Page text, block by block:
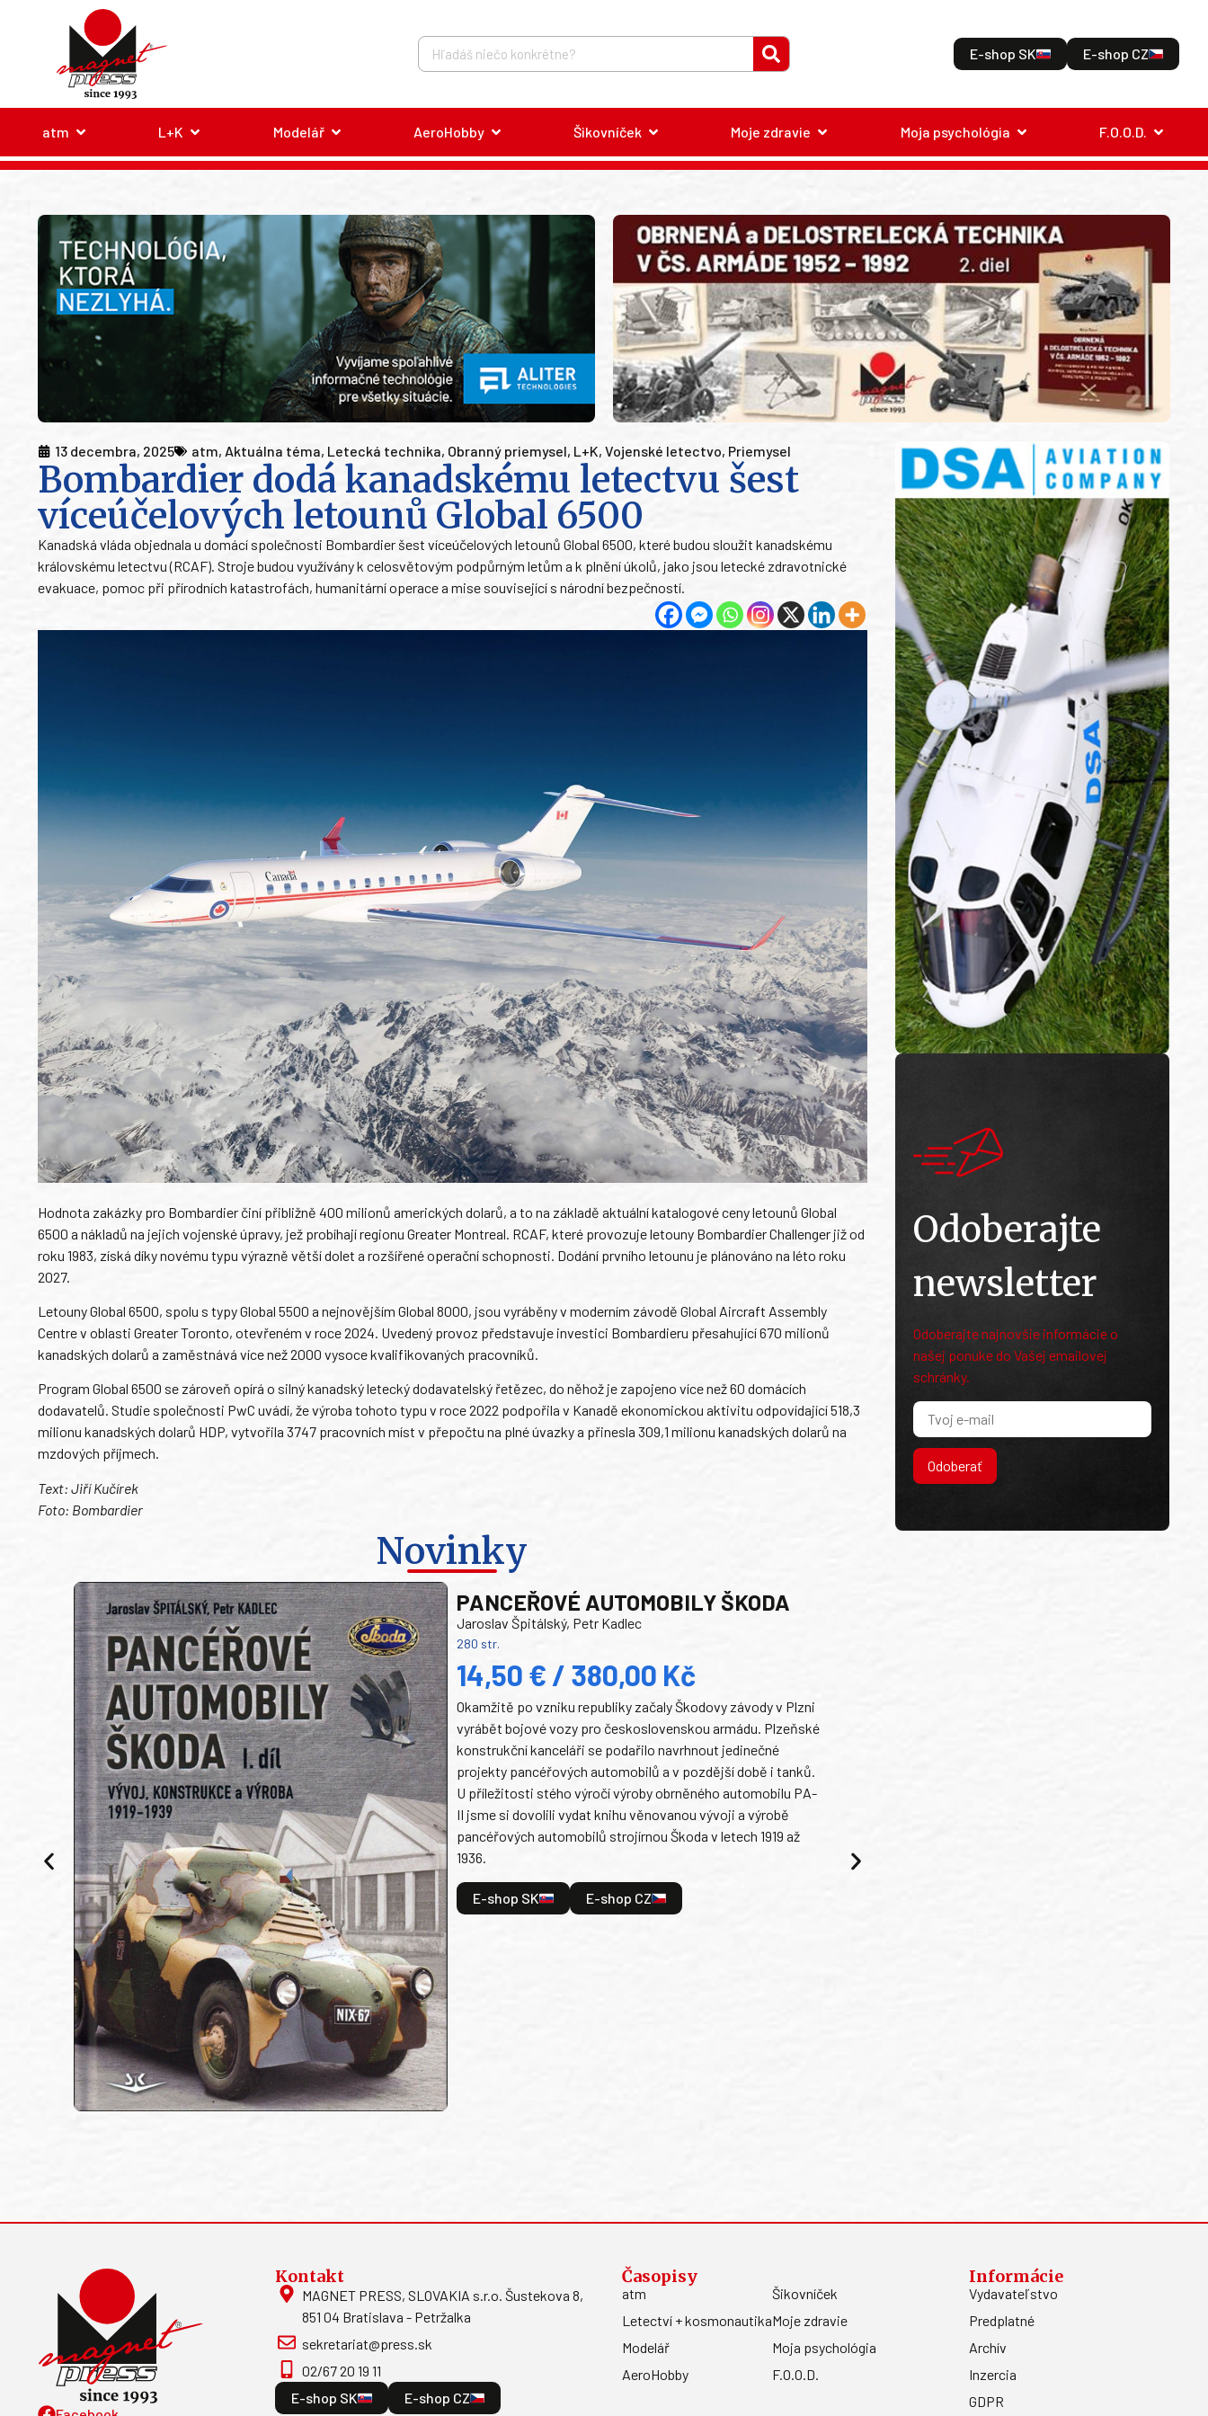
E-shop SK E-shop CZ
atm L+K Modelář AeroHobby Šikovníček Moje zdravie Moja psychológia F.O.O.D.
13 decembra, 2025 atm, Aktuálna téma, Letecká technika, Obranný priemysel, L+K, Vojenské letectvo, Priemysel
Bombardier dodá kanadskému letectvu šest
víceúčelových letounů Global 6500
Kanadská vláda objednala u domácí společnosti Bombardier šest víceúčelových letounů Global 6500, které budou sloužit kanadskému
královskému letectvu (RCAF). Stroje budou využívány k celosvětovým podpůrným letům a k plnění úkolů, jako jsou letecké zdravotnické
evakuace, pomoc při přírodních katastrofách, humanitární operace a mise související s národní bezpečností.
Hodnota zakázky pro Bombardier činí přibližně 400 milionů amerických dolarů, a to na základě aktuální katalogové ceny letounů Global
6500 a nákladů na jejich vojenské úpravy, jež probíhají regionu Greater Montreal. RCAF, které provozuje letouny Bombardier Challenger již od
roku 1983, získá díky novému typu výrazně větší dolet a rozšířené operační schopnosti. Dodání prvního letounu je plánováno na léto roku
2027.
Letouny Global 6500, spolu s typy Global 5500 a nejnovějším Global 8000, jsou vyráběny v moderním závodě Global Aircraft Assembly
Centre v oblasti Greater Toronto, otevřeném v roce 2024. Uvedený provoz představuje investici Bombardieru přesahující 670 milionů
kanadských dolarů a zaměstnává více než 2000 vysoce kvalifikovaných pracovníků.
Program Global 6500 se zároveň opírá o silný kanadský letecký dodavatelský řetězec, do něhož je zapojeno více než 60 domácích
dodavatelů. Studie společnosti PwC uvádí, že výroba tohoto typu v roce 2022 podpořila v Kanadě ekonomickou aktivitu odpovídající 518,3
milionu kanadských dolarů HDP, vytvořila 3747 pracovních míst v přepočtu na plné úvazky a přinesla 309,1 milionu kanadských dolarů na
mzdových příjmech.
Text: Jiří Kučírek
Foto: Bombardier
Novinky
PANCEŘOVÉ AUTOMOBILY ŠKODA
Jaroslav Špitálský, Petr Kadlec
280 str.
14,50 € / 380,00 Kč
Okamžitě po vzniku republiky začaly Škodovy závody v Plzni
vyrábět bojové vozy pro československou armádu. Plzeňské
konstrukční kanceláři se podařilo navrhnout jedinečné
projekty pancéřových automobilů a v pozdější době i tanků.
U příležitosti stého výročí výroby obrněného automobilu PA-
II jsme si dovolili vydat knihu věnovanou vývoji a výrobě
pancéřových automobilů strojírnou Škoda v letech 1919 až
1936.
E-shop SK E-shop CZ
Odoberajte
newsletter
Odoberajte najnovšie informácie o
našej ponuke do Vašej emailovej
schránky.
Odoberať
Kontakt
MAGNET PRESS, SLOVAKIA s.r.o. Šustekova 8,
851 04 Bratislava - Petržalka
sekretariat@press.sk
02/67 20 19 11
E-shop SK
E-shop CZ
Časopisy
atm
Letectví + kosmonautika
Modelář
AeroHobby
Šikovníček
Moje zdravie
Moja psychológia
F.O.O.D.
Informácie
Vydavateľstvo
Predplatné
Archív
Inzercia
GDPR